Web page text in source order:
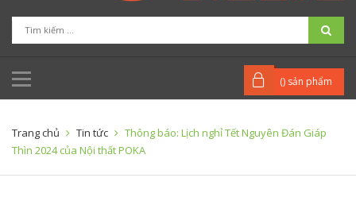
() sản phẩm
Trang chủ Tin tức
Thông báo: Lịch nghỉ Tết Nguyên Đán Giáp
Thìn 2024 của Nội thất POKA